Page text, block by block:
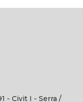
- Civit I - Serra /